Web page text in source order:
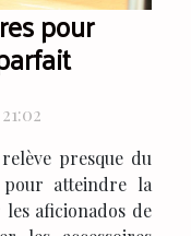
pour
presque du
atteindre la
aficionados de